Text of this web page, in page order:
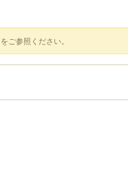
をご参照ください。